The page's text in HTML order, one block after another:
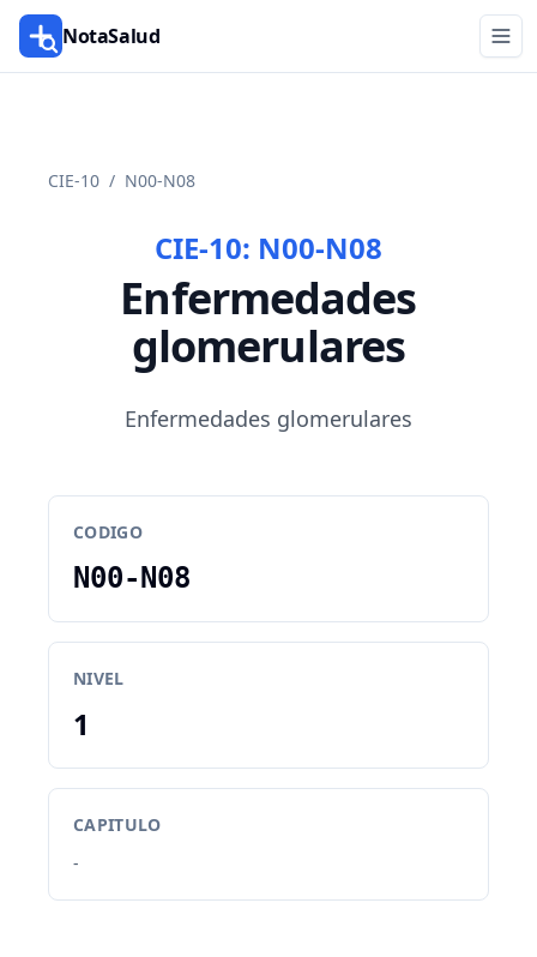
NotaSalud
CIE-10 / N00-N08
CIE-10: N00-N08
Enfermedades
glomerulares
Enfermedades glomerulares
CODIGO
N00-N08
NIVEL
1
CAPITULO
-